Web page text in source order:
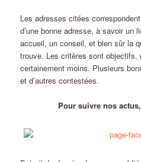
Les adresses citées
d’une bonne adresse, à savoir un
accueil, un conseil, et bien sûr la
trouve. Les critères sont objectifs,
certainement moins. Plusieurs
et d’autres contestées.
Pour suivre nos